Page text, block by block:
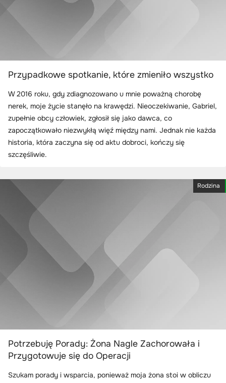
Przypadkowe spotkanie, które zmieniło wszystko
W 2016 roku, gdy zdiagnozowano u mnie poważną chorobę
nerek, moje życie stanęło na krawędzi. Nieoczekiwanie, Gabriel,
zupełnie obcy człowiek, zgłosił się jako dawca, co
zapoczątkowało niezwykłą więź między nami. Jednak nie każda
historia, która zaczyna się od aktu dobroci, kończy się
szczęśliwie.
Rodzina
Potrzebuję Porady: Żona Nagle Zachorowała i
Przygotowuje się do Operacji
Szukam porady i wsparcia, ponieważ moja żona stoi w obliczu